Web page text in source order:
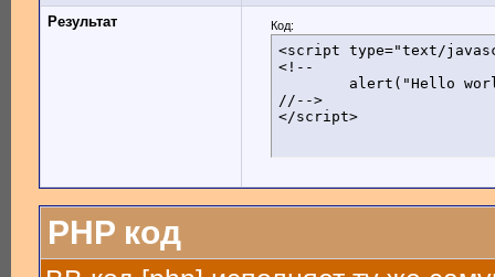
Результат
Код:
<script type="text/
<!--
//-->
</script>
PHP код